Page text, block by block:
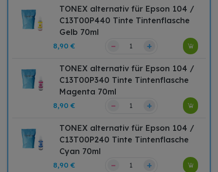
TONEX alternativ für Epson 104 /
C13T00P440 Tinte Tintenflasche
Gelb 70ml
8,90 € – +
TONEX alternativ für Epson 104 /
C13T00P340 Tinte Tintenflasche
Magenta 70ml
8,90 € – +
TONEX alternativ für Epson 104 /
C13T00P240 Tinte Tintenflasche
Cyan 70ml
8,90 € – +